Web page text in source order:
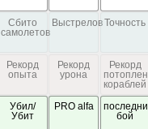
Сбито
самолетов
ВыстреловТочность
Рекорд
опыта
Рекорд
урона
Рекорд
кораблей
Убил/
Убит
PRO alfa
бой